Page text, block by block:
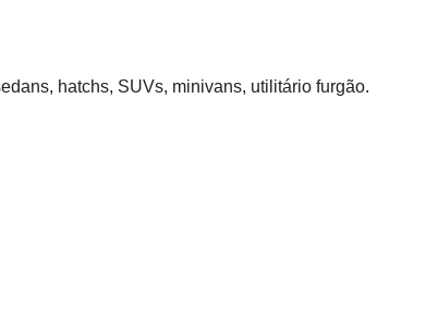
hatchs, SUVs, minivans, utilitário furgão.